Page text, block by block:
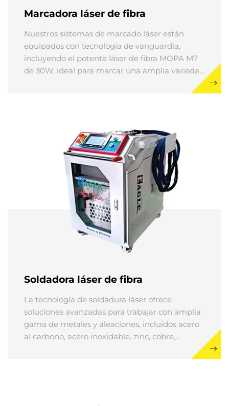
Marcadora láser de fibra
Nuestros sistemas de marcado láser están
equipados con tecnología de vanguardia,
incluyendo el potente láser de fibra MOPA M7
de 30W, ideal para marcar una amplia variedad
cerámica y madera. Estas marcadoras láser de
Soldadora láser de fibra
La tecnología de soldadura láser ofrece
soluciones avanzadas para trabajar con amplia
gama de metales y aleaciones, incluidos acero
al carbono, acero inoxidable, zinc, cobre,
aluminio, cromo y metales preciosos como oro